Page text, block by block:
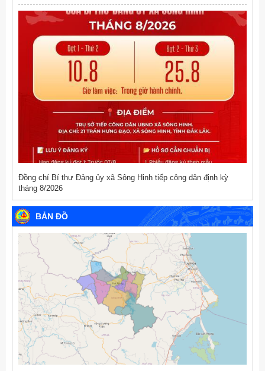
Đồng chí Bí thư Đảng ủy xã Sông Hinh tiếp công dân định kỳ
tháng 8/2026
BẢN ĐỒ